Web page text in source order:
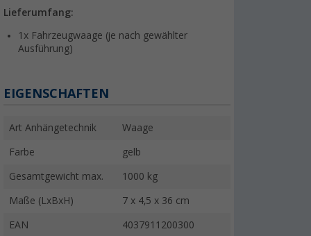
Lieferumfang:
1x Fahrzeugwaage (je nach gewählter
Ausführung)
EIGENSCHAFTEN
Art Anhängetechnik Waage
Farbe gelb
Gesamtgewicht max. 1000 kg
Maße (LxBxH) 7 x 4,5 x 36 cm
EAN 4037911200300